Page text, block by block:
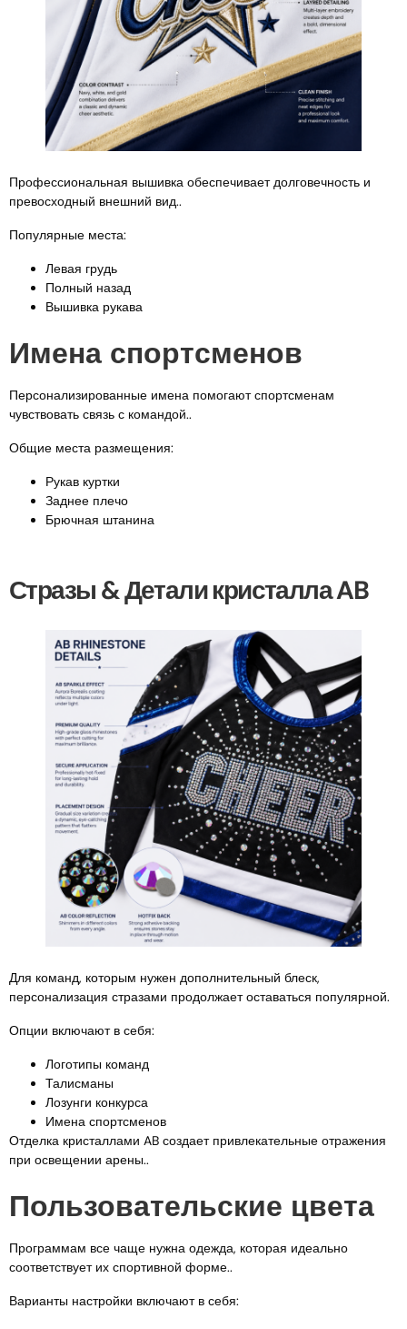
Профессиональная вышивка обеспечивает долговечность и
превосходный внешний вид..
Популярные места:
Левая грудь
Полный назад
Вышивка рукава
Имена спортсменов
Персонализированные имена помогают спортсменам
чувствовать связь с командой..
Общие места размещения:
Рукав куртки
Заднее плечо
Брючная штанина
Стразы & Детали кристалла AB
Для команд, которым нужен дополнительный блеск,
персонализация стразами продолжает оставаться популярной.
Опции включают в себя:
Логотипы команд
Талисманы
Лозунги конкурса
Имена спортсменов
Отделка кристаллами AB создает привлекательные отражения
при освещении арены..
Пользовательские цвета
Программам все чаще нужна одежда, которая идеально
соответствует их спортивной форме..
Варианты настройки включают в себя: